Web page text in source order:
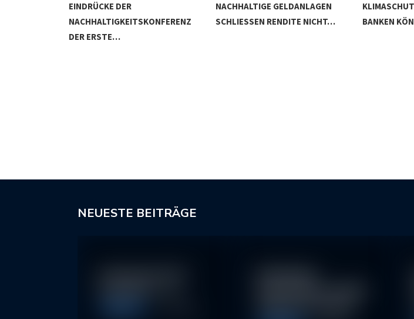
NACHHALTIGE GELDANLAGEN
SCHLIESSEN RENDITE NICHT…
KLIMASCHUTZ: SCHWEIZER
BANKEN KÖNNTEN MEHR…
NEUESTE BEITRÄGE